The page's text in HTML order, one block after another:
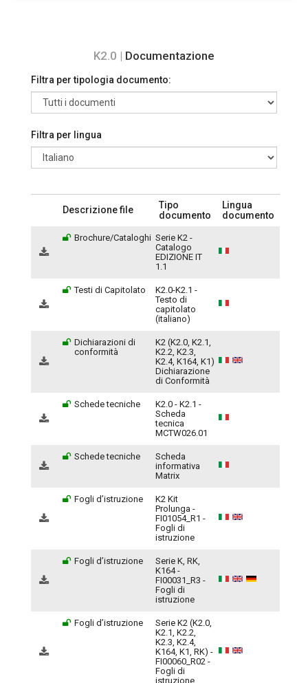
K2.0 | Documentazione
Filtra per tipologia documento:
Filtra per lingua
Descrizione file
Tipo
documento
Lingua
documento
Brochure/Cataloghi Serie K2 -
Catalogo
EDIZIONE IT
1.1
Testi di Capitolato
K2.0-K2.1 -
Testo di
capitolato
(italiano)
Dichiarazioni di
conformità
K2 (K2.0, K2.1,
K2.2, K2.3,
K2.4, K164, K1)
Dichiarazione
di Conformità
Schede tecniche
K2.0 - K2.1 -
Scheda
tecnica
MCTW026.01
Schede tecniche
Scheda
informativa
Matrix
Fogli d’istruzione
K2 Kit
Prolunga -
FI01054_R1 -
Fogli di
istruzione
Fogli d’istruzione
Serie K, RK,
K164 -
FI00031_R3 -
Fogli di
istruzione
Fogli d’istruzione
Serie K2 (K2.0,
K2.1, K2.2,
K2.3, K2.4,
K164, K1, RK) -
FI00060_R02 -
Fogli di
istruzione